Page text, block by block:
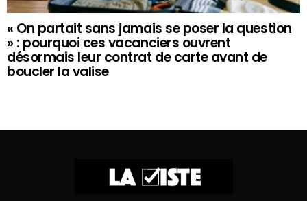
« On partait sans jamais se poser la question
» : pourquoi ces vacanciers ouvrent
désormais leur contrat de carte avant de
boucler la valise